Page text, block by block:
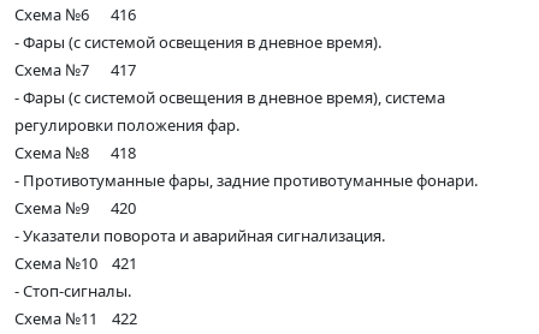
Схема №6 416
- Фары (с системой освещения в дневное время).
Схема №7 417
- Фары (с системой освещения в дневное время), система
регулировки положения фар.
Схема №8 418
- Противотуманные фары, задние противотуманные фонари.
Схема №9 420
- Указатели поворота и аварийная сигнализация.
Схема №10 421
- Стоп-сигналы.
Схема №11 422